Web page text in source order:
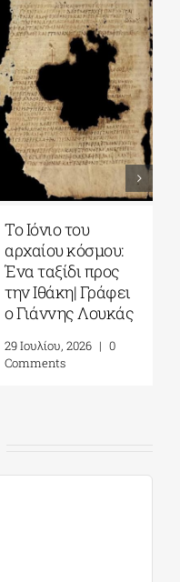
Το Ιόνιο του
αρχαίου κόσμου:
Ένα ταξίδι προς
την Ιθάκη| Γράφει
ο Γιάννης Λουκάς
29 Ιουλίου, 2026 | 0
Comments